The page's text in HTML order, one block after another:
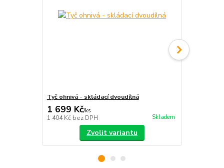
Tyč ohnivá - skládací dvoudílná
1 699 Kč/ks
1 404 Kč bez DPH Skladem
Zvolit variantu